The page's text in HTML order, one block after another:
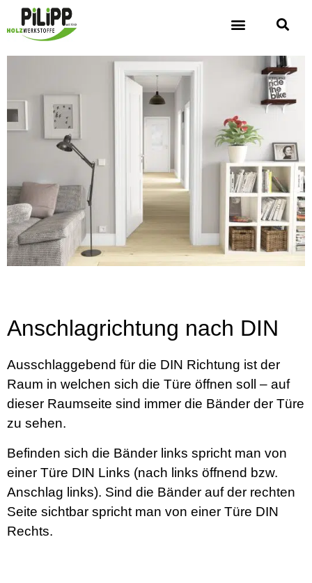
Anschlagrichtung nach DIN
Ausschlaggebend für die DIN Richtung ist der
Raum in welchen sich die Türe öffnen soll – auf
dieser Raumseite sind immer die Bänder der Türe
zu sehen.
Befinden sich die Bänder links spricht man von
einer Türe DIN Links (nach links öffnend bzw.
Anschlag links). Sind die Bänder auf der rechten
Seite sichtbar spricht man von einer Türe DIN
Rechts.